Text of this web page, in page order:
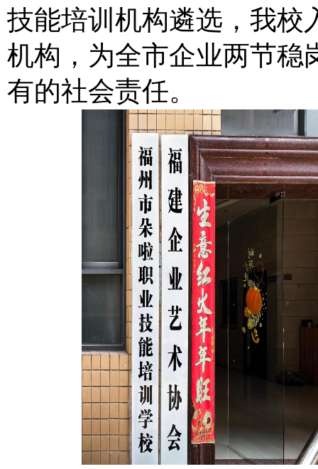
技能培训机构遴选，我校
机构，为全市企业两节稳
有的社会责任。